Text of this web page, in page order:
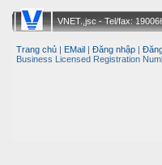
VNET.,jsc - Tel/fax:
Trang chủ EMail Đăng nhập
Business Licensed Registration